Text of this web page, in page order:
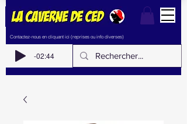
Contactez-nous en cliquant ici (reprises ou info diverses)
-02:44